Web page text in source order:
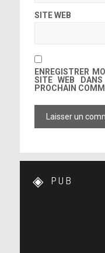
SITE WEB
ENREGISTRER
SITE WEB
PROCHAIN
PUB